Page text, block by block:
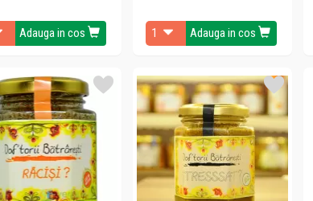
Adauga in cos Adauga in cos